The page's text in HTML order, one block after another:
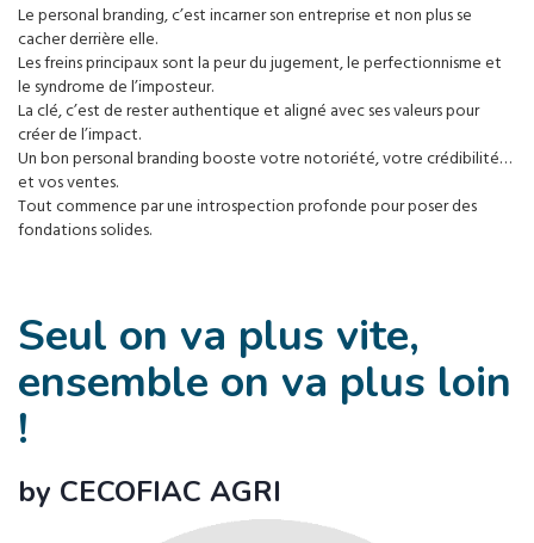
Le personal branding, c’est incarner son entreprise et non plus se
cacher derrière elle.
Les freins principaux sont la peur du jugement, le perfectionnisme et
le syndrome de l’imposteur.
La clé, c’est de rester authentique et aligné avec ses valeurs pour
créer de l’impact.
Un bon personal branding booste votre notoriété, votre crédibilité…
et vos ventes.
Tout commence par une introspection profonde pour poser des
fondations solides.
Seul on va plus vite,
ensemble on va plus loin
!
by CECOFIAC AGRI